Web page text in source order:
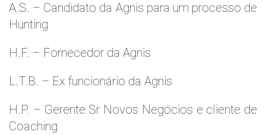
A.S. – Candidato da Agnis para um processo de
Hunting
H.F. – Fornecedor da Agnis
L.T.B. – Ex funcionário da Agnis
H.P. – Gerente Sr Novos Negócios e cliente de
Coaching